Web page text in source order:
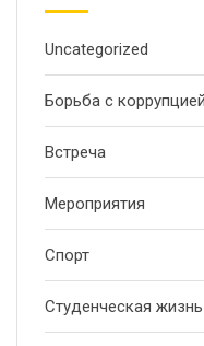
Uncategorized
Борьба с коррупцией
Встреча
Мероприятия
Спорт
Студенческая жизнь